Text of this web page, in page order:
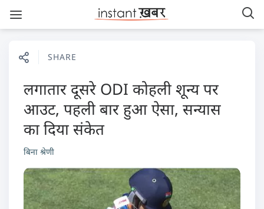
SHARE
लगातार दूसरे ODI कोहली शून्य पर
आउट, पहली बार हुआ ऐसा, सन्यास
का दिया संकेत
बिना श्रेणी